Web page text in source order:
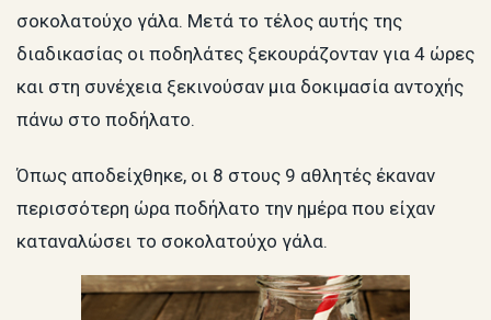
σοκολατούχο γάλα. Μετά το τέλος αυτής της
διαδικασίας οι ποδηλάτες ξεκουράζονταν για 4 ώρες
και στη συνέχεια ξεκινούσαν μια δοκιμασία αντοχής
πάνω στο ποδήλατο.
Όπως αποδείχθηκε, οι 8 στους 9 αθλητές έκαναν
περισσότερη ώρα ποδήλατο την ημέρα που είχαν
καταναλώσει το σοκολατούχο γάλα.